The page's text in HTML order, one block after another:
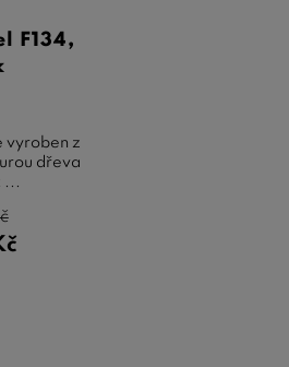
F134,
vyroben z
dřeva
...